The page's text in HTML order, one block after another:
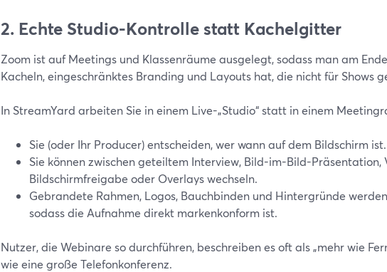
2. Echte Studio-Kontrolle statt Kachelgitter
Zoom ist auf Meetings und Klassenräume ausgelegt, sodass man am
Kacheln, eingeschränktes Branding und Layouts hat, die nicht für Shows
In StreamYard arbeiten Sie in einem Live-„Studio“ statt in einem
Sie (oder Ihr Producer) entscheiden, wer wann auf dem Bildschirm ist.
Sie können zwischen geteiltem Interview, Bild-im-Bild-Präsentation,
Bildschirmfreigabe oder Overlays wechseln.
Gebrandete Rahmen, Logos, Bauchbinden und Hintergründe
sodass die Aufnahme direkt markenkonform ist.
Nutzer, die Webinare so durchführen, beschreiben es oft als „mehr wie
wie eine große Telefonkonferenz.